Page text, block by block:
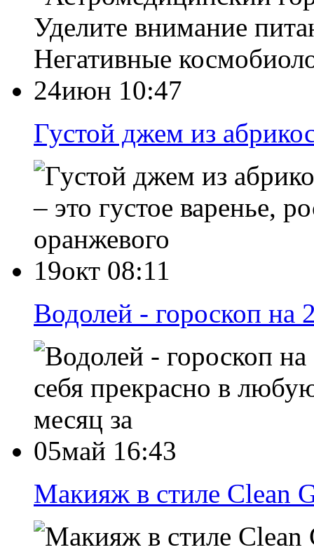
Уделите внимание
Негативные
24июн 10:47
Густой джем из
– это густое варенье,
оранжевого
19окт 08:11
Водолей - гороскоп на
себя прекрасно в
месяц за
05май 16:43
Макияж в стиле Clean